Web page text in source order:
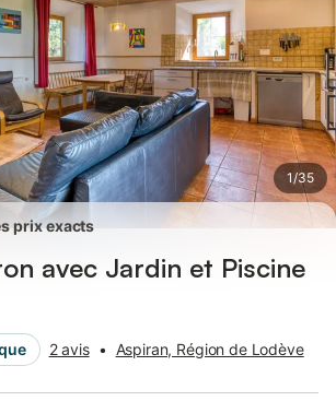
1/35
prix exacts
avec Jardin et Piscine
2 avis • Aspiran, Région de Lodève